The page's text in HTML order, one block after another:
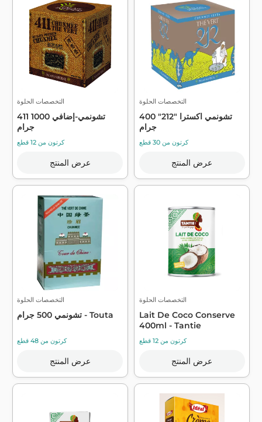
التخصصات الحلوة
411 تشونمي-إضافي 1000
جرام
كرتون من 12 قطع
عرض المنتج
التخصصات الحلوة
تشونمي اكسترا "212" 400
جرام
كرتون من 30 قطع
عرض المنتج
التخصصات الحلوة
تشونمي 500 جرام - Touta
كرتون من 48 قطع
عرض المنتج
التخصصات الحلوة
Lait De Coco Conserve
400ml - Tantie
كرتون من 12 قطع
عرض المنتج